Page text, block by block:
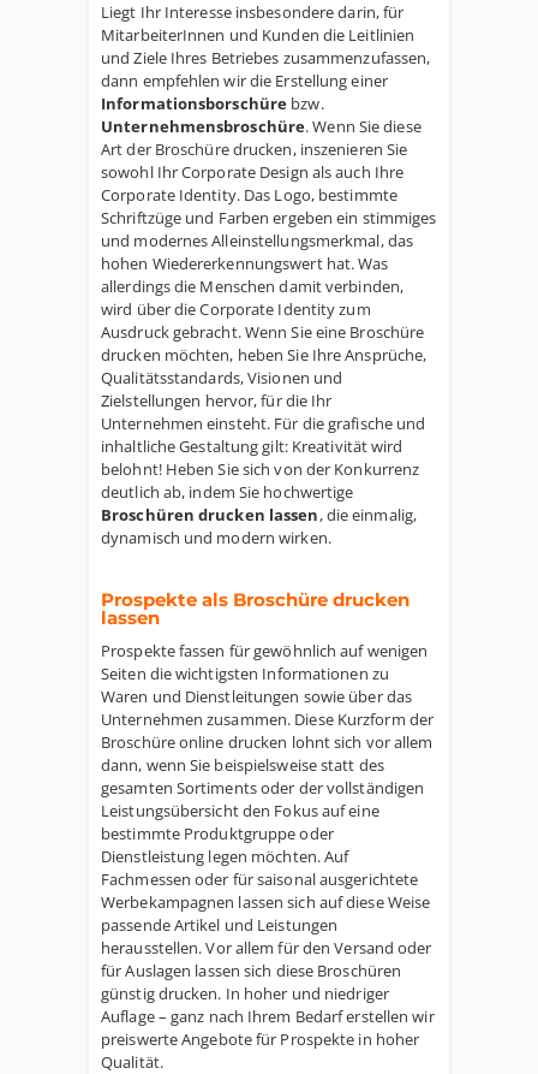
Liegt Ihr Interesse insbesondere darin, für
MitarbeiterInnen und Kunden die Leitlinien
und Ziele Ihres Betriebes zusammenzufassen,
dann empfehlen wir die Erstellung einer
Informationsborschüre bzw.
Unternehmensbroschüre. Wenn Sie diese
Art der Broschüre drucken, inszenieren Sie
sowohl Ihr Corporate Design als auch Ihre
Corporate Identity. Das Logo, bestimmte
Schriftzüge und Farben ergeben ein stimmiges
und modernes Alleinstellungsmerkmal, das
hohen Wiedererkennungswert hat. Was
allerdings die Menschen damit verbinden,
wird über die Corporate Identity zum
Ausdruck gebracht. Wenn Sie eine Broschüre
drucken möchten, heben Sie Ihre Ansprüche,
Qualitätsstandards, Visionen und
Zielstellungen hervor, für die Ihr
Unternehmen einsteht. Für die grafische und
inhaltliche Gestaltung gilt: Kreativität wird
belohnt! Heben Sie sich von der Konkurrenz
deutlich ab, indem Sie hochwertige
Broschüren drucken lassen, die einmalig,
dynamisch und modern wirken.
Prospekte als Broschüre drucken
lassen
Prospekte fassen für gewöhnlich auf wenigen
Seiten die wichtigsten Informationen zu
Waren und Dienstleitungen sowie über das
Unternehmen zusammen. Diese Kurzform der
Broschüre online drucken lohnt sich vor allem
dann, wenn Sie beispielsweise statt des
gesamten Sortiments oder der vollständigen
Leistungsübersicht den Fokus auf eine
bestimmte Produktgruppe oder
Dienstleistung legen möchten. Auf
Fachmessen oder für saisonal ausgerichtete
Werbekampagnen lassen sich auf diese Weise
passende Artikel und Leistungen
herausstellen. Vor allem für den Versand oder
für Auslagen lassen sich diese Broschüren
günstig drucken. In hoher und niedriger
Auflage – ganz nach Ihrem Bedarf erstellen wir
preiswerte Angebote für Prospekte in hoher
Qualität.